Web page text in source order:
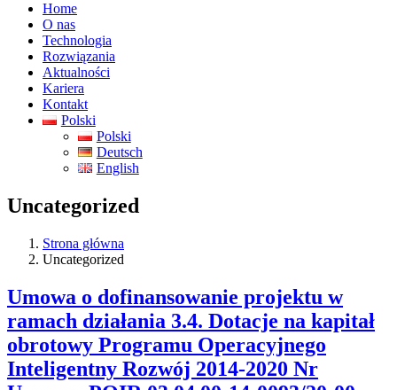
Home
O nas
Technologia
Rozwiązania
Aktualności
Kariera
Kontakt
Polski
Polski
Deutsch
English
Uncategorized
Strona główna
Uncategorized
Umowa o dofinansowanie projektu w
ramach działania 3.4. Dotacje na kapitał
obrotowy Programu Operacyjnego
Inteligentny Rozwój 2014-2020 Nr